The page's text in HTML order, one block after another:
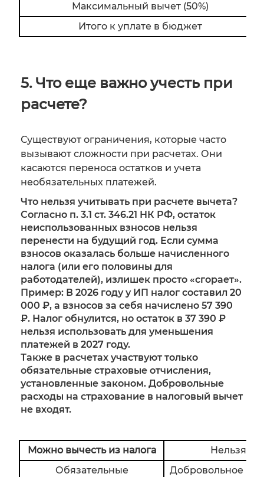
Максимальный вычет (50%)
Итого к уплате в бюджет
5. Что еще важно учесть при
расчете?
Существуют ограничения, которые часто
вызывают сложности при расчетах. Они
касаются переноса остатков и учета
необязательных платежей.
Что нельзя учитывать при расчете вычета?
Согласно п. 3.1 ст. 346.21 НК РФ, остаток
неиспользованных взносов нельзя
перенести на будущий год. Если сумма
взносов оказалась больше начисленного
налога (или его половины для
работодателей), излишек просто «сгорает».
Пример: В 2026 году у ИП налог составил 20
000 ₽, а взносов за себя начислено 57 390
₽. Налог обнулится, но остаток в 37 390 ₽
нельзя использовать для уменьшения
платежей в 2027 году.
Также в расчетах участвуют только
обязательные страховые отчисления,
установленные законом. Добровольные
расходы на страхование в налоговый вычет
не входят.
Можно вычесть из налога
Нельзя
Обязательные
Добровольное